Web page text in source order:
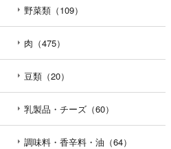
野菜類（109）
肉（475）
豆類（20）
乳製品・チーズ（60）
調味料・香辛料・油（64）